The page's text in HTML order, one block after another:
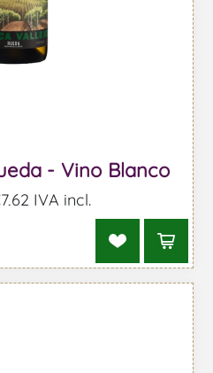
- Vino Blanco
IVA incl.